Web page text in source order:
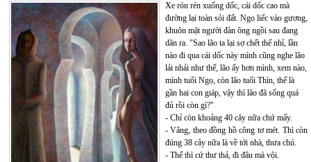
Xe rón rén xuống dốc, cái dốc cao mà
đường lại toàn sỏi đất. Ngọ liếc vào gương,
khuôn mặt người đàn ông ngồi sau đang
dãn ra. "Sao lão ta lại sợ chết thế nhỉ, lần
nào đi qua cái dốc này mình cũng nghe lão
lải nhải như thế, lão ấy hơn mình, xem nào,
mình tuổi Ngọ, còn lão tuổi Thìn, thế là
gần hai con giáp, vậy thì lão đã sống quá
đủ rồi còn gì?"
- Chỉ còn khoảng 40 cây nữa chứ mấy.
- Vâng, theo đồng hồ công tơ mét. Thì còn
đúng 38 cây nữa là về tới nhà, thưa chú.
- Thế thì cứ thư thả, đi đâu mà vội.